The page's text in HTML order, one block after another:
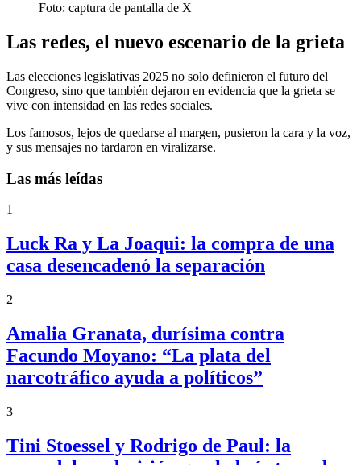
Foto: captura de pantalla de X
Las redes, el nuevo escenario de la grieta
Las elecciones legislativas 2025 no solo definieron el futuro del
Congreso, sino que también dejaron en evidencia que la grieta se
vive con intensidad en las redes sociales.
Los famosos, lejos de quedarse al margen, pusieron la cara y la voz,
y sus mensajes no tardaron en viralizarse.
Las más leídas
1
Luck Ra y La Joaqui: la compra de una
casa desencadenó la separación
2
Amalia Granata, durísima contra
Facundo Moyano: “La plata del
narcotráfico ayuda a políticos”
3
Tini Stoessel y Rodrigo de Paul: la